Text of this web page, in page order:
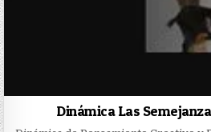
Dinámica Las